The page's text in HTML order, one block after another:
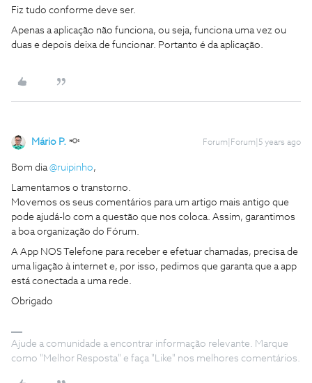
Fiz tudo conforme deve ser.
Apenas a aplicação não funciona, ou seja, funciona uma vez ou
duas e depois deixa de funcionar. Portanto é da aplicação.
Mário P. Forum|Forum|5 years ago
Bom dia@ruipinho,
Lamentamos o transtorno.
Movemos os seus comentários para um artigo mais antigo que
pode ajudá-lo com a questão que nos coloca. Assim, garantimos
a boa organização do Fórum.
A App NOS Telefone para receber e efetuar chamadas, precisa de
uma ligação à internet e, por isso, pedimos que garanta que a app
está conectada a uma rede.
Obrigado
Ajude a comunidade a encontrar informação relevante. Marque
como "Melhor Resposta" e faça "Like" nos melhores comentários.